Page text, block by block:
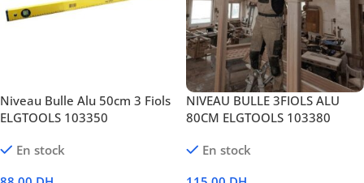
Niveau Bulle Alu 50cm 3 Fiols
ELGTOOLS 103350
En stock
NIVEAU BULLE 3FIOLS ALU
80CM ELGTOOLS 103380
En stock